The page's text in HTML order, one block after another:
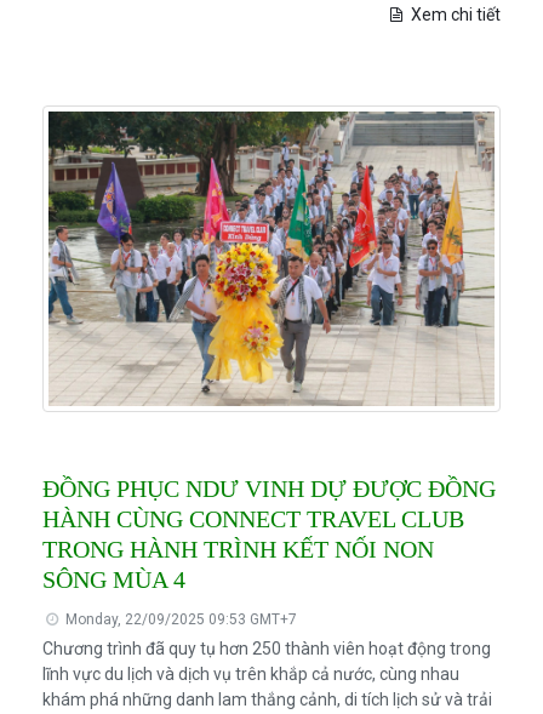
Xem chi tiết
ĐỒNG PHỤC NDƯ VINH DỰ ĐƯỢC ĐỒNG
HÀNH CÙNG CONNECT TRAVEL CLUB
TRONG HÀNH TRÌNH KẾT NỐI NON
SÔNG MÙA 4
Monday, 22/09/2025 09:53 GMT+7
Chương trình đã quy tụ hơn 250 thành viên hoạt động trong
lĩnh vực du lịch và dịch vụ trên khắp cả nước, cùng nhau
khám phá những danh lam thắng cảnh, di tích lịch sử và trải